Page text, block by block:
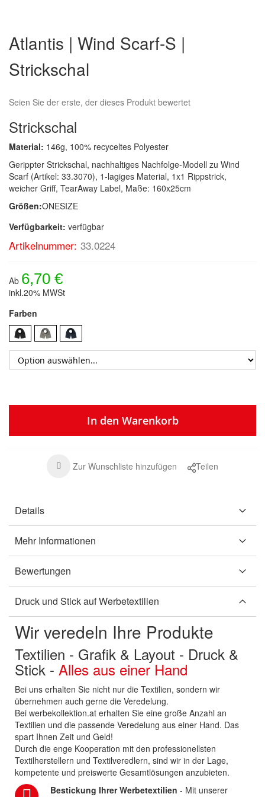
der
Bildergalerie
springen
Atlantis | Wind Scarf-S |
Strickschal
Seien Sie der erste, der dieses Produkt bewertet
Strickschal
Material: 146g, 100% recyceltes Polyester
Gerippter Strickschal, nachhaltiges Nachfolge-Modell zu Wind
Scarf (Artikel: 33.3070), 1-lagiges Material, 1x1 Rippstrick,
weicher Griff, TearAway Label, Maße: 160x25cm
Größen:ONESIZE
Verfügbarkeit: verfügbar
Artikelnummer: 33.0224
Ab 6,70 €
inkl.20% MWSt
Farben
In den Warenkorb
Zur Wunschliste hinzufügen Teilen
Details
Mehr Informationen
Bewertungen
Druck und Stick auf Werbetextilien
Wir veredeln Ihre Produkte
Textilien - Grafik & Layout - Druck &
Stick - Alles aus einer Hand
Bei uns erhalten Sie nicht nur die Textilien, sondern wir
übernehmen auch gerne die Veredelung.
Bei werbekollektion.at erhalten Sie eine große Anzahl an
Textilien und die passende Veredelung aus einer Hand. Das
spart Ihnen Zeit und Geld!
Durch die enge Kooperation mit den professionellsten
Textilherstellern und Textilveredlern, sind wir in der Lage,
kompetente und preiswerte Gesamtlösungen anzubieten.
Bestickung Ihrer Werbetextilien - Mit unserer